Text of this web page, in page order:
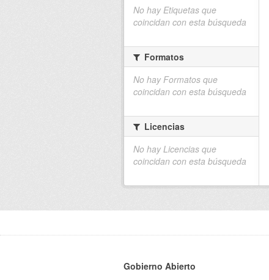
No hay Etiquetas que
coincidan con esta búsqueda
Formatos
No hay Formatos que
coincidan con esta búsqueda
Licencias
No hay Licencias que
coincidan con esta búsqueda
Gobierno Abierto